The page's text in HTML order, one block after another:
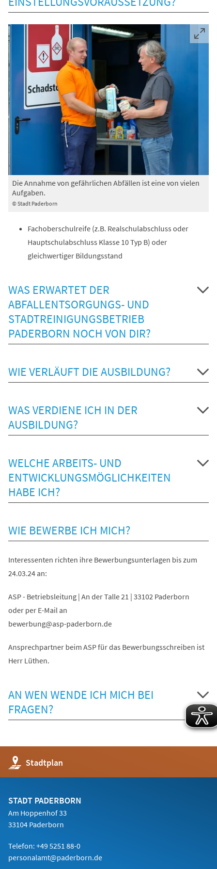
© Stadt Paderborn
Die Annahme von gefährlichen Abfällen ist eine von vielen
Aufgaben.
Fachoberschulreife (z.B. Realschulabschluss oder
Hauptschulabschluss Klasse 10 Typ B) oder
gleichwertiger Bildungsstand
WAS ERWARTET DER
ABFALLENTSORGUNGS- UND
STADTREINIGUNGSBETRIEB
PADERBORN NOCH VON DIR?
WIE VERLÄUFT DIE AUSBILDUNG?
WAS VERDIENE ICH IN DER
AUSBILDUNG?
WELCHE ARBEITS- UND
ENTWICKLUNGSMÖGLICHKEITEN
HABE ICH?
WIE BEWERBE ICH MICH?
Interessenten richten ihre Bewerbungsunterlagen bis zum
24.03.24 an:
ASP - Betriebsleitung | An der Talle 21 | 33102 Paderborn
oder per E-Mail an
bewerbung
asp-paderborn de
Ansprechpartner beim ASP für das Bewerbungsschreiben ist
Herr Lüthen.
AN WEN WENDE ICH MICH BEI
FRAGEN?
Stadtplan
(Öffnet
in
einem
Tab)
STADT PADERBORN
Am Hoppenhof 33
33104 Paderborn
Telefon: +49 5251 88-0
personalamt@paderborn.de